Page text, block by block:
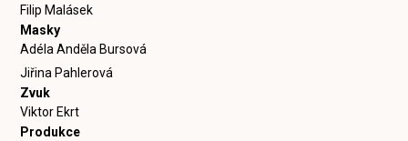
Filip Malásek
Masky
Adéla Anděla Bursová
Jiřina Pahlerová
Zvuk
Viktor Ekrt
Produkce